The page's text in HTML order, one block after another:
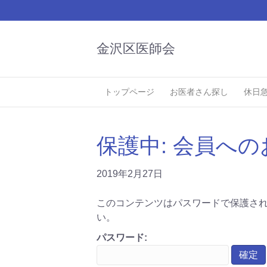
金沢区医師会
トップページ お医者さん探し 休日
保護中: 会員への
2019年2月27日
このコンテンツはパスワードで保護さ
い。
パスワード: